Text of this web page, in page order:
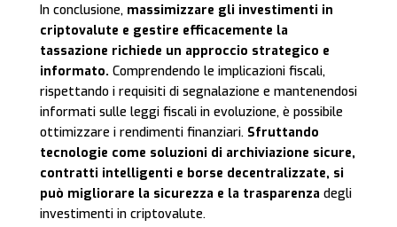
In conclusione, massimizzare gli investimenti in
criptovalute e gestire efficacemente la
tassazione richiede un approccio strategico e
informato. Comprendendo le implicazioni fiscali,
rispettando i requisiti di segnalazione e mantenendosi
informati sulle leggi fiscali in evoluzione, è possibile
ottimizzare i rendimenti finanziari. Sfruttando
tecnologie come soluzioni di archiviazione sicure,
contratti intelligenti e borse decentralizzate, si
può migliorare la sicurezza e la trasparenza degli
investimenti in criptovalute.